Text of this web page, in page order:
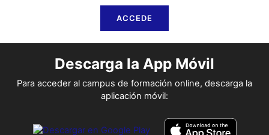
ACCEDE
Descarga la App Móvil
Para acceder al campus de formación online, descarga la
aplicación móvil: